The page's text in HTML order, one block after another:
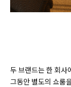
두 브랜드는 한 회사
그동안 별도의 쇼룸